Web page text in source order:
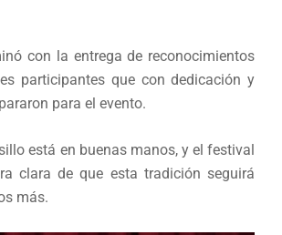
con la entrega de reconocimientos
participantes que con dedicación y
para el evento.
está en buenas manos, y el festival
clara de que esta tradición seguirá
más.